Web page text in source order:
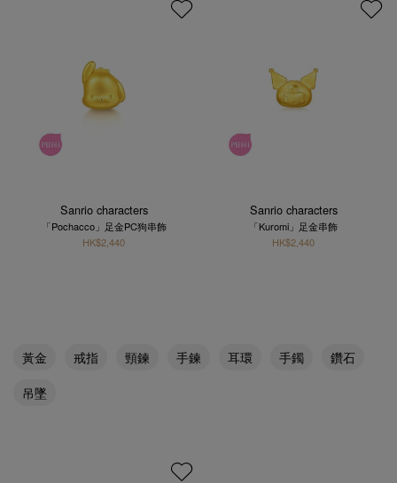
Sanrio characters
「Pochacco」足金PC狗串飾
HK$2,440
Sanrio characters
「Kuromi」足金串飾
HK$2,440
黃金 戒指 頸鍊 手鍊 耳環 手鐲
鑽石
吊墜